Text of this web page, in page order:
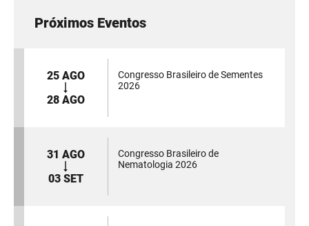
Próximos Eventos
25 AGO
28 AGO
Congresso Brasileiro de Sementes
2026
31 AGO
03 SET
Congresso Brasileiro de
Nematologia 2026